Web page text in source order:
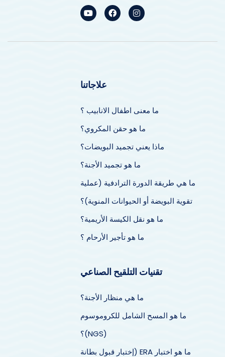
علاجاتنا
ما معنى اطفال الانابيب ؟
ما هو حقن المكروي؟
ماذا يعني تجميد البويضات؟
ما هو تجميد الأجنة؟
ما هي طريقة الدورة الترادفية (عملية
تقوية البويضة أو الحيوانات المنوية)؟
ما هو نقل الكيسة الأريمية؟
ما هو تأجير الأرحام ؟
تقنيات التلقيح الصناعي
ما هي منظار الأجنة؟
ما هو المسح الشامل للكروموسوم
(NGS)؟
ما هو اختبار ERA (إختبار قبول بطانة